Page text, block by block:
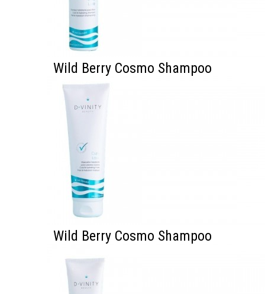
Wild Berry Cosmo Shampoo
Wild Berry Cosmo Shampoo